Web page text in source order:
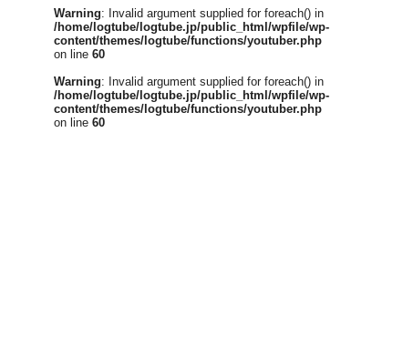
Warning: Invalid argument supplied for foreach() in
/home/logtube/logtube.jp/public_html/wpfile/wp-
content/themes/logtube/functions/youtuber.php
on line 60
Warning: Invalid argument supplied for foreach() in
/home/logtube/logtube.jp/public_html/wpfile/wp-
content/themes/logtube/functions/youtuber.php
on line 60